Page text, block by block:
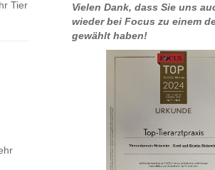
Tier
Vielen Dank, dass Sie uns
wieder bei Focus zu einem
gewählt haben!